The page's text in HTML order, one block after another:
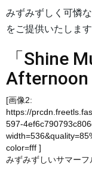
みずみずしく可憐
をご提供いたします
「Shine
Afternoon
[画像2:
https://
597-
color=fff ]
みずみずしいサマー